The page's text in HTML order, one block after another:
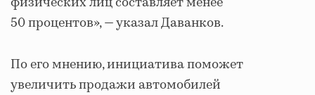
50 процентов», — указал Даванков.
По его мнению, инициатива поможет
увеличить продажи автомобилей